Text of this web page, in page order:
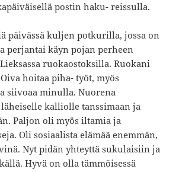
postin haku- reissulla.
päivässä kuljen potkurilla, jossa on
perjantai käyn pojan perheen
ruokaostoksilla. Ruokani
hoitaa piha- työt, myös
siivoaa minulla. Nuorena
kalliolle tanssimaan ja
Paljon oli myös iltamia ja
Oli sosiaalista elämää enemmän,
Nyt pidän yhteyttä sukulaisiin ja
Hyvä on olla tämmöisessä